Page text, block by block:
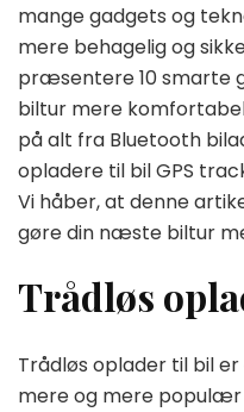
mange gadgets og
mere behagelig og
præsentere 10 smarte
biltur mere
på alt fra Bluetooth
opladere til bil GPS
Vi håber, at denne
gøre din næste biltur
Trådløs
Trådløs oplader til bil
mere og mere